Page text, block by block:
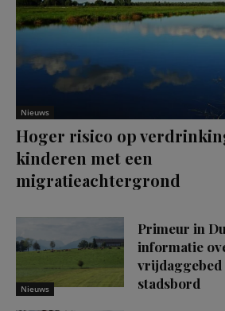
Nieuws
Hoger risico op
kinderen met een
migratieachtergrond
Nieuws
Primeur in
informatie
vrijdaggebed
stadsbord